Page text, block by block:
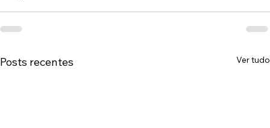
Posts recentes Ver tudo